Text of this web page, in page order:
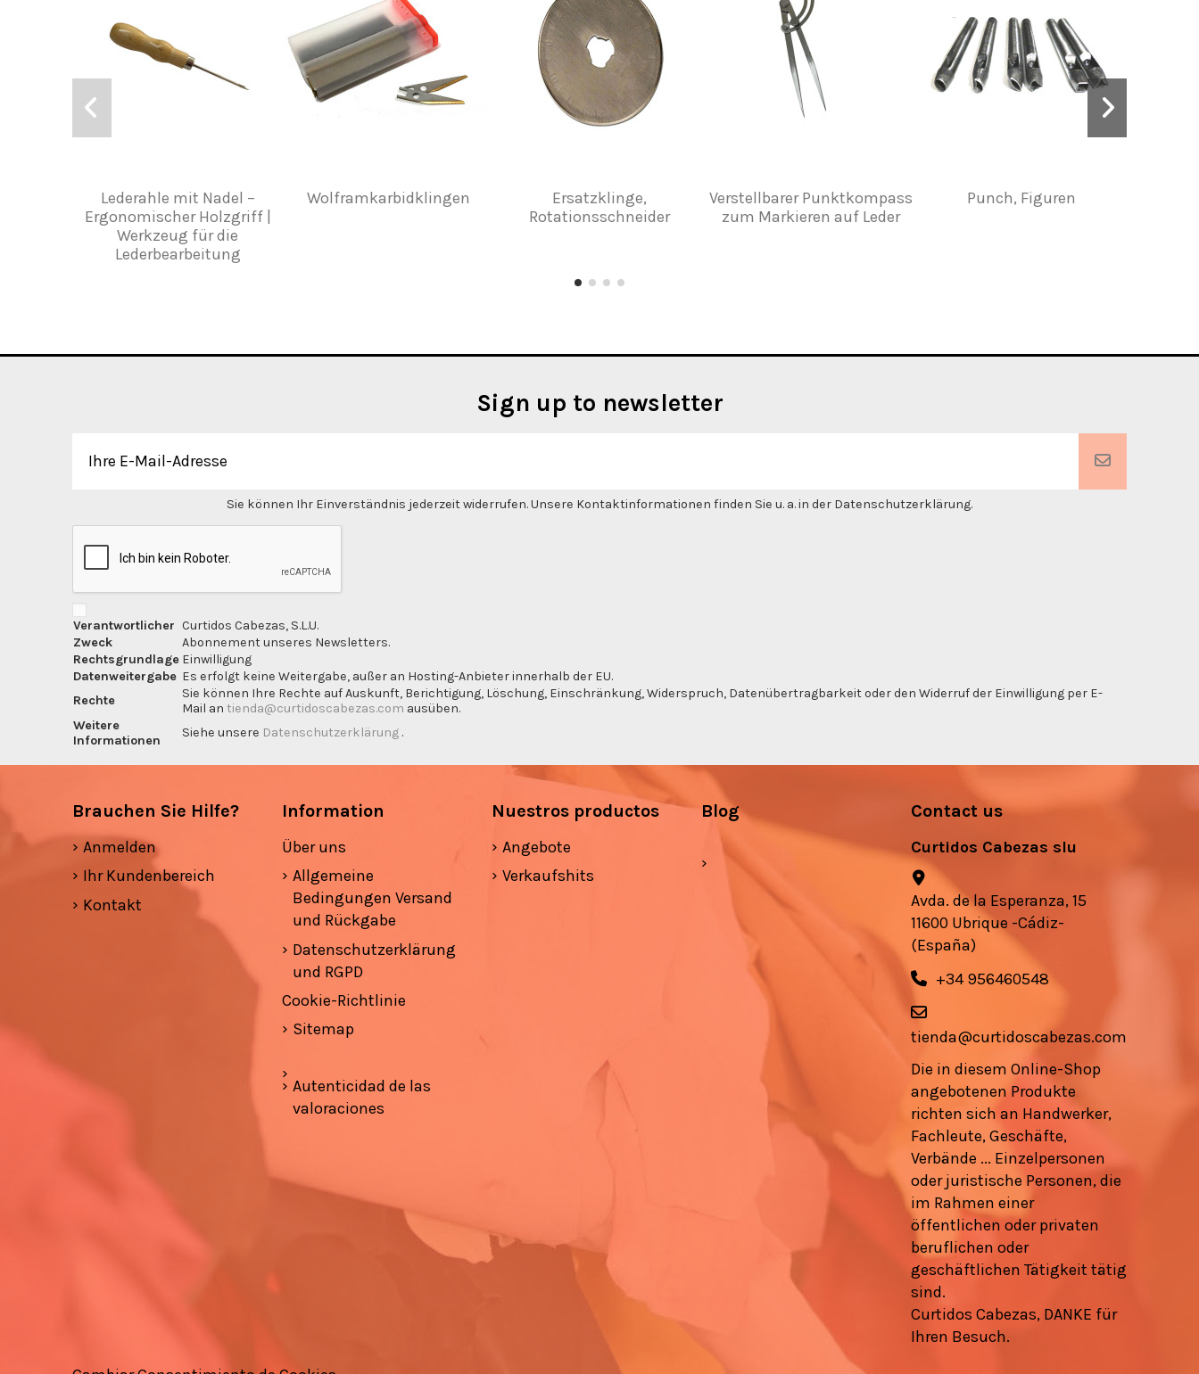
Lederahle mit Nadel –
Ergonomischer Holzgriff |
Werkzeug für die
Lederbearbeitung
Wolframkarbidklingen
Ersatzklinge,
Rotationsschneider
Verstellbarer Punktkompass
zum Markieren auf Leder
Punch, Figuren
Sign up to newsletter
Sie können Ihr Einverständnis jederzeit widerrufen. Unsere Kontaktinformationen finden Sie u. a. in der Datenschutzerklärung.
Verantwortlicher Curtidos Cabezas, S.L.U.
Zweck
Abonnement unseres Newsletters.
Rechtsgrundlage Einwilligung
Datenweitergabe Es erfolgt keine Weitergabe, außer an Hosting-Anbieter innerhalb der EU.
Rechte
Sie können Ihre Rechte auf Auskunft, Berichtigung, Löschung, Einschränkung, Widerspruch, Datenübertragbarkeit oder den Widerruf der Einwilligung per E-
Mail an tienda@curtidoscabezas.com ausüben.
Weitere
Informationen
Siehe unsere Datenschutzerklärung .
Brauchen Sie Hilfe?
Anmelden
Ihr Kundenbereich
Kontakt
Information
Über uns
Allgemeine
Bedingungen Versand
und Rückgabe
Datenschutzerklärung
und RGPD
Cookie-Richtlinie
Sitemap
Autenticidad de las
valoraciones
Nuestros productos
Angebote
Verkaufshits
Blog Contact us
Curtidos Cabezas slu
Avda. de la Esperanza, 15
11600 Ubrique -Cádiz-
(España)
+34 956460548
tienda@curtidoscabezas.com
Die in diesem Online-Shop
angebotenen Produkte
richten sich an Handwerker,
Fachleute, Geschäfte,
Verbände ... Einzelpersonen
oder juristische Personen, die
im Rahmen einer
öffentlichen oder privaten
beruflichen oder
geschäftlichen Tätigkeit tätig
sind.
Curtidos Cabezas, DANKE für
Ihren Besuch.